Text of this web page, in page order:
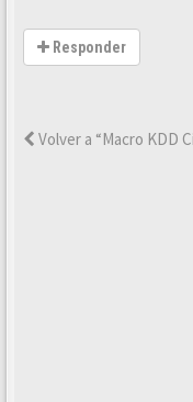
Responder
Volver a “Macro KDD